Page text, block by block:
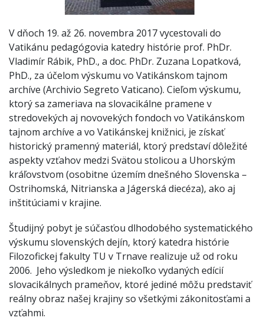
V dňoch 19. až 26. novembra 2017 vycestovali do
Vatikánu pedagógovia katedry histórie prof. PhDr.
Vladimír Rábik, PhD., a doc. PhDr. Zuzana Lopatková,
PhD., za účelom výskumu vo Vatikánskom tajnom
archíve (Archivio Segreto Vaticano). Cieľom výskumu,
ktorý sa zameriava na slovacikálne pramene v
stredovekých aj novovekých fondoch vo Vatikánskom
tajnom archíve a vo Vatikánskej knižnici, je získať
historický pramenný materiál, ktorý predstaví dôležité
aspekty vzťahov medzi Svätou stolicou a Uhorským
kráľovstvom (osobitne územím dnešného Slovenska –
Ostrihomská, Nitrianska a Jágerská diecéza), ako aj
inštitúciami v krajine.
Študijný pobyt je súčasťou dlhodobého systematického
výskumu slovenských dejín, ktorý katedra histórie
Filozofickej fakulty TU v Trnave realizuje už od roku
2006. Jeho výsledkom je niekoľko vydaných edícií
slovacikálnych prameňov, ktoré jediné môžu predstaviť
reálny obraz našej krajiny so všetkými zákonitosťami a
vzťahmi.